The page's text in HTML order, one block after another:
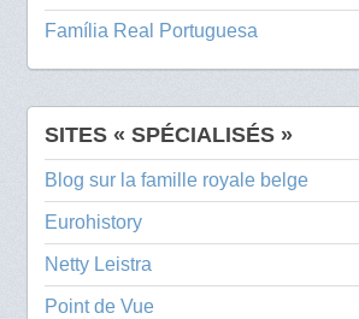
Família Real Portuguesa
SITES « SPÉCIALISÉS »
Blog sur la famille royale belge
Eurohistory
Netty Leistra
Point de Vue